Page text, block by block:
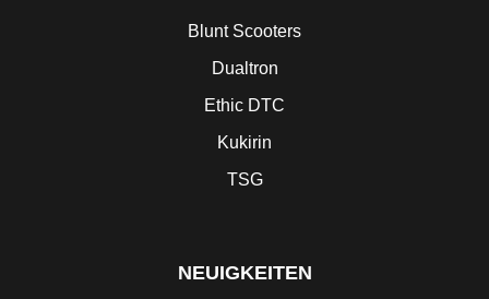
Blunt Scooters
Dualtron
Ethic DTC
Kukirin
TSG
NEUIGKEITEN